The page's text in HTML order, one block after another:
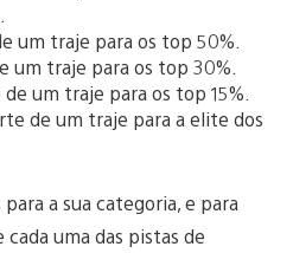
um traje para os top 50%.
um traje para os top 30%.
um traje para os top 15%.
de um traje para a elite dos
a sua categoria, e para
uma das pistas de